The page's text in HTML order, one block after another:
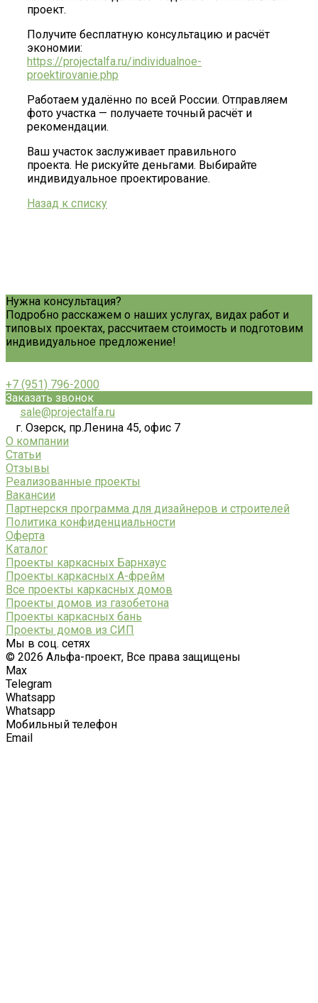
проект.
Получите бесплатную консультацию и расчёт
экономии:
https://projectalfa.ru/individualnoe-
proektirovanie.php
Работаем удалённо по всей России. Отправляем
фото участка — получаете точный расчёт и
рекомендации.
Ваш участок заслуживает правильного
проекта. Не рискуйте деньгами. Выбирайте
индивидуальное проектирование.
Назад к списку
Нужна консультация?
Подробно расскажем о наших услугах, видах работ и
типовых проектах, рассчитаем стоимость и подготовим
индивидуальное предложение!
+7 (951) 796-2000
Заказать звонок
sale@projectalfa.ru
г. Озерск, пр.Ленина 45, офис 7
О компании
Статьи
Отзывы
Реализованные проекты
Вакансии
Партнерскя программа для дизайнеров и строителей
Политика конфиденциальности
Оферта
Каталог
Проекты каркасных Барнхаус
Проекты каркасных А-фрейм
Все проекты каркасных домов
Проекты домов из газобетона
Проекты каркасных бань
Проекты домов из СИП
Мы в соц. сетях
© 2026 Альфа-проект, Все права защищены
Max
Telegram
Whatsapp
Whatsapp
Мобильный телефон
Email